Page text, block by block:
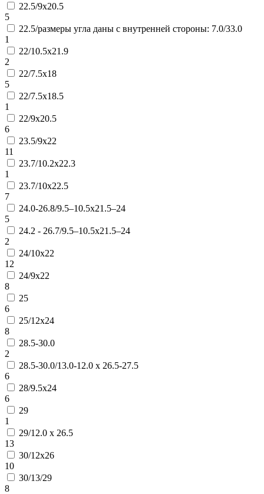
22.5/9х20.5
5
22.5/размеры угла даны с внутренней стороны: 7.0/33.0
1
22/10.5х21.9
2
22/7.5х18
5
22/7.5х18.5
1
22/9х20.5
6
23.5/9х22
11
23.7/10.2х22.3
1
23.7/10х22.5
7
24.0-26.8/9.5–10.5х21.5–24
5
24.2 - 26.7/9.5–10.5х21.5–24
2
24/10х22
12
24/9х22
8
25
6
25/12х24
8
28.5-30.0
2
28.5-30.0/13.0-12.0 х 26.5-27.5
6
28/9.5х24
6
29
1
29/12.0 х 26.5
13
30/12x26
10
30/13/29
8